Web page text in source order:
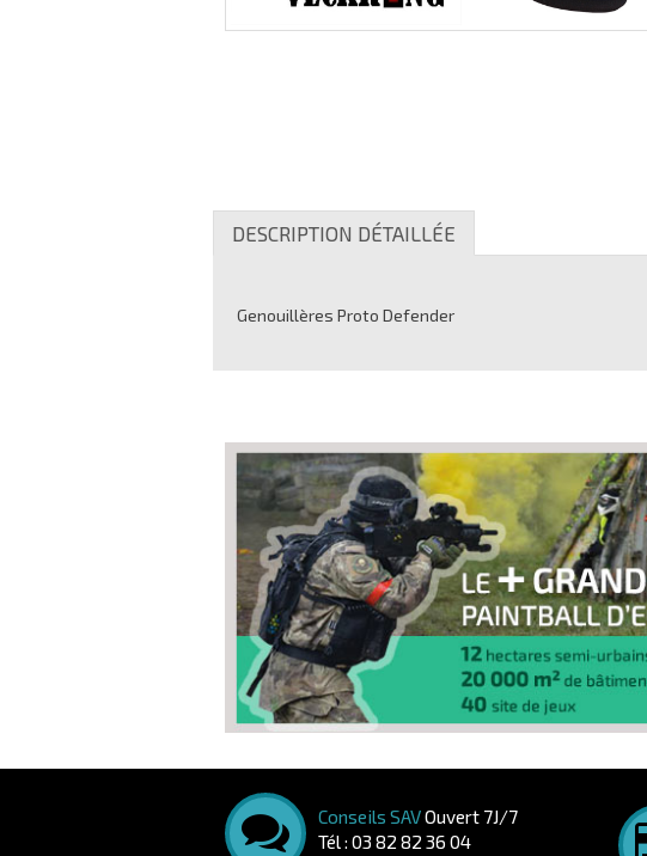
DESCRIPTION DÉTAILLÉE
Genouillères Proto Defender
Conseils SAVOuvert 7J/7
Tél : 03 82 82 36 04